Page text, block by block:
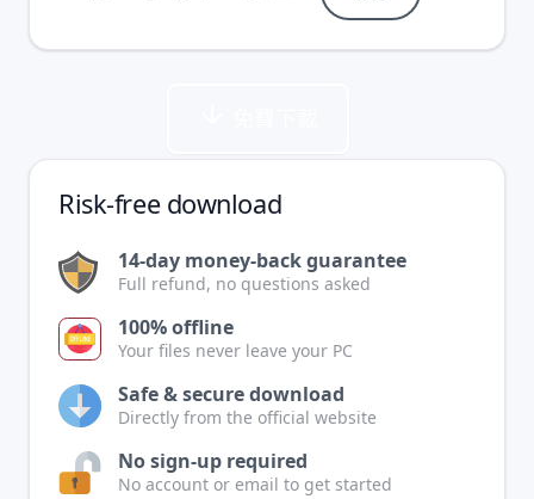
Risk-free download
14-day money-back guarantee
Full refund, no questions asked
100% offline
Your files never leave your PC
Safe & secure download
Directly from the official website
No sign-up required
No account or email to get started